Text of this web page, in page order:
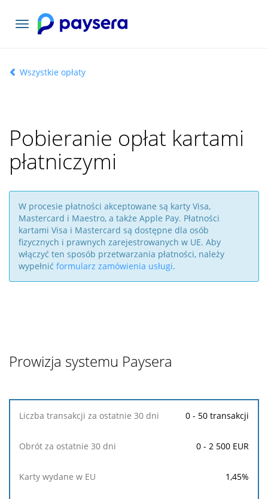
Toggle
navigation
Wszystkie opłaty
Pobieranie opłat kartami
płatniczymi
W procesie płatności akceptowane są karty Visa,
Mastercard i Maestro, a także Apple Pay. Płatności
kartami Visa i Mastercard są dostępne dla osób
fizycznych i prawnych zarejestrowanych w UE. Aby
włączyć ten sposób przetwarzania płatności, należy
wypełnić formularz zamówienia usługi.
Prowizja systemu Paysera
Liczba
ostatnie
dni
0 - 50 transakcji
0 - 2 500 EUR
1,45%